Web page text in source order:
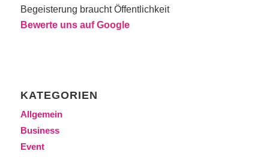
Begeisterung braucht Öffentlichkeit
Bewerte uns auf Google
KATEGORIEN
Allgemein
Business
Event